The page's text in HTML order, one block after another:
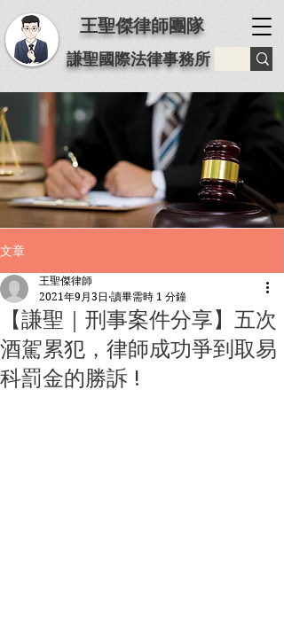
王聖傑律師團隊
謙聖國際法律事務所
文章
【謙聖｜刑事案件分享】五次
酒駕累犯，律師成功爭到取易
科罰金的勝訴 !
王聖傑律師
2021年9月3日 讀畢需時 1 分鐘